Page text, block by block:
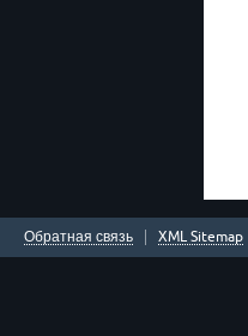
Обратная связь XML Sitemap